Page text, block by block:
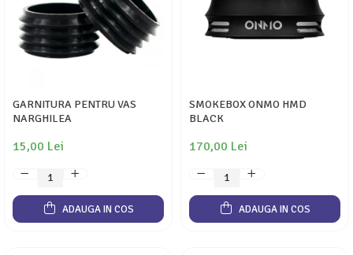
GARNITURA PENTRU VAS
NARGHILEA
15,00 Lei
ADAUGA IN COS
SMOKEBOX ONMO HMD
BLACK
170,00 Lei
ADAUGA IN COS